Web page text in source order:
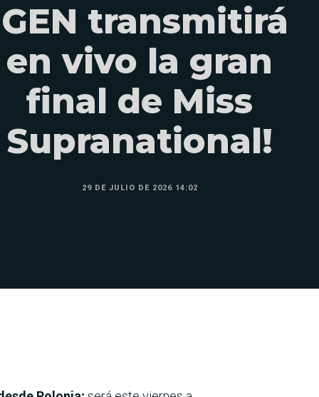
transmitirá
en vivo la gran
final de Miss
Supranational!
29 DE JULIO DE 2026 14:02